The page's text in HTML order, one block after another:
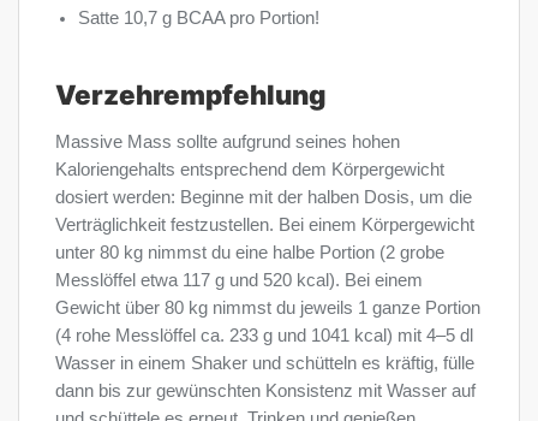
Satte 10,7 g BCAA pro Portion!
Verzehrempfehlung
Massive Mass sollte aufgrund seines hohen
Kaloriengehalts entsprechend dem Körpergewicht
dosiert werden: Beginne mit der halben Dosis, um die
Verträglichkeit festzustellen. Bei einem Körpergewicht
unter 80 kg nimmst du eine halbe Portion (2 grobe
Messlöffel etwa 117 g und 520 kcal). Bei einem
Gewicht über 80 kg nimmst du jeweils 1 ganze Portion
(4 rohe Messlöffel ca. 233 g und 1041 kcal) mit 4–5 dl
Wasser in einem Shaker und schütteln es kräftig, fülle
dann bis zur gewünschten Konsistenz mit Wasser auf